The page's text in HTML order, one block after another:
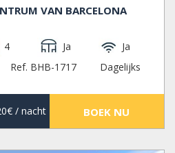
VAN BARCELONA
4 Ja
Ja
Ref. BHB-1717
Dagelijks
/ nacht BOEK NU